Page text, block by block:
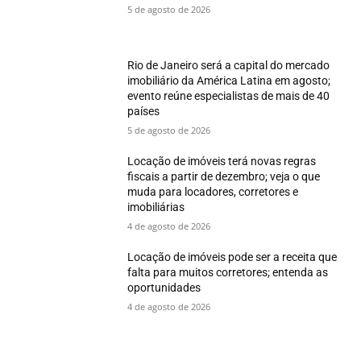
5 de agosto de 2026
Rio de Janeiro será a capital do mercado
imobiliário da América Latina em agosto;
evento reúne especialistas de mais de 40
países
5 de agosto de 2026
Locação de imóveis terá novas regras
fiscais a partir de dezembro; veja o que
muda para locadores, corretores e
imobiliárias
4 de agosto de 2026
Locação de imóveis pode ser a receita que
falta para muitos corretores; entenda as
oportunidades
4 de agosto de 2026